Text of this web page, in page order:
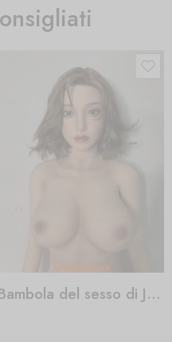
Bambola del sesso di Jasmine Porno